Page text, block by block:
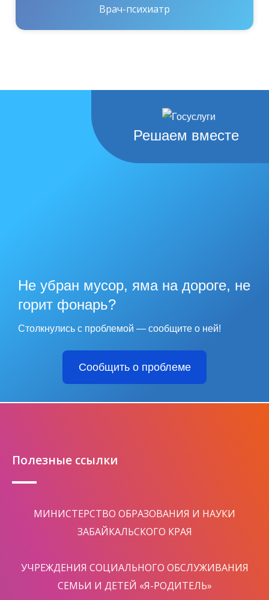
Врач-психиатр
Решаем вместе
Не убран мусор, яма на дороге, не
горит фонарь?
Столкнулись с проблемой — сообщите о ней!
Сообщить о проблеме
Полезные ссылки
МИНИСТЕРСТВО ОБРАЗОВАНИЯ И НАУКИ
ЗАБАЙКАЛЬСКОГО КРАЯ
УЧРЕЖДЕНИЯ СОЦИАЛЬНОГО ОБСЛУЖИВАНИЯ
СЕМЬИ И ДЕТЕЙ «Я-РОДИТЕЛЬ»